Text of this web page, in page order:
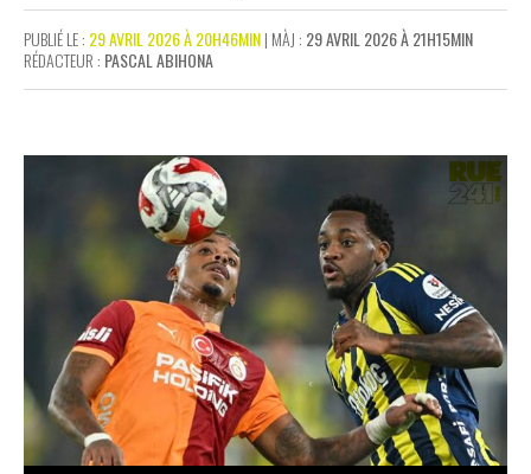
PUBLIÉ LE : 29 AVRIL 2026 À 20H46MIN| MÀJ : 29 AVRIL 2026 À 21H15MIN
RÉDACTEUR : PASCAL ABIHONA